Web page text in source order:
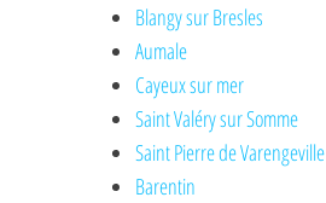
Blangy sur Bresles
Aumale
Cayeux sur mer
Saint Valéry sur Somme
Saint Pierre de Varengeville
Barentin